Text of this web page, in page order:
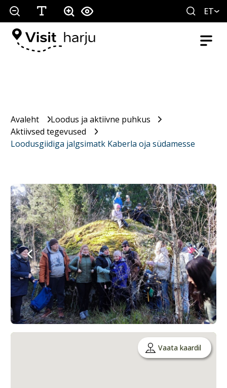
ET
Avaleht
Loodus ja aktiivne puhkus
Aktiivsed tegevused
Loodusgiidiga jalgsimatk Kaberla oja südamesse
Vaata kaardil